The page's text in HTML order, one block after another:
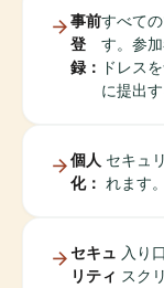
事前
登
録：
すべて
す。参
ドレス
に提出
個人
化：
セキュ
れます
セキュ
リティ
入り
スク